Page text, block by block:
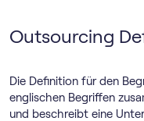
Outsourcing
Die Definition für den
englischen Begriffen
und beschreibt eine